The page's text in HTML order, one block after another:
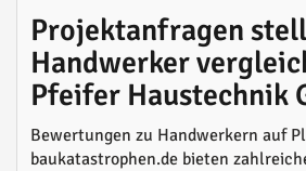
Projektanfragen
Handwerker
Pfeifer Haustechnik
Bewertungen zu Handwerkern auf
baukatastrophen.de bieten